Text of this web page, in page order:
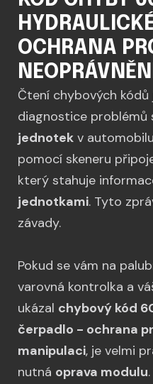
OCHRANA
Čtení chybových
diagnostice problémů
jednotek v
pomocí skeneru
který stahuje
jednotkami. Tyto
závady.
Pokud se vám na
varovná kontrolka a
ukázal chybový kód
čerpadlo - ochrana
manipulaci, je velmi
nutná oprava modulu